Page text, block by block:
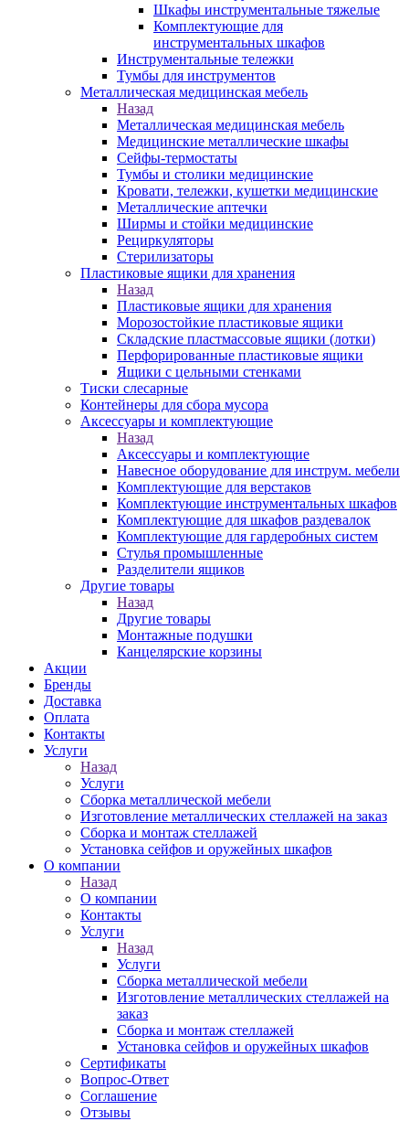
Шкафы инструментальные тяжелые
Комплектующие для
инструментальных шкафов
Инструментальные тележки
Тумбы для инструментов
Металлическая медицинская мебель
Назад
Металлическая медицинская мебель
Медицинские металлические шкафы
Сейфы-термостаты
Тумбы и столики медицинские
Кровати, тележки, кушетки медицинские
Металлические аптечки
Ширмы и стойки медицинские
Рециркуляторы
Стерилизаторы
Пластиковые ящики для хранения
Назад
Пластиковые ящики для хранения
Морозостойкие пластиковые ящики
Складские пластмассовые ящики (лотки)
Перфорированные пластиковые ящики
Ящики с цельными стенками
Тиски слесарные
Контейнеры для сбора мусора
Аксессуары и комплектующие
Назад
Аксессуары и комплектующие
Навесное оборудование для инструм. мебели
Комплектующие для верстаков
Комплектующие инструментальных шкафов
Комплектующие для шкафов раздевалок
Комплектующие для гардеробных систем
Стулья промышленные
Разделители ящиков
Другие товары
Назад
Другие товары
Монтажные подушки
Канцелярские корзины
Акции
Бренды
Доставка
Оплата
Контакты
Услуги
Назад
Услуги
Сборка металлической мебели
Изготовление металлических стеллажей на заказ
Сборка и монтаж стеллажей
Установка сейфов и оружейных шкафов
О компании
Назад
О компании
Контакты
Услуги
Назад
Услуги
Сборка металлической мебели
Изготовление металлических стеллажей на
заказ
Сборка и монтаж стеллажей
Установка сейфов и оружейных шкафов
Сертификаты
Вопрос-Ответ
Соглашение
Отзывы